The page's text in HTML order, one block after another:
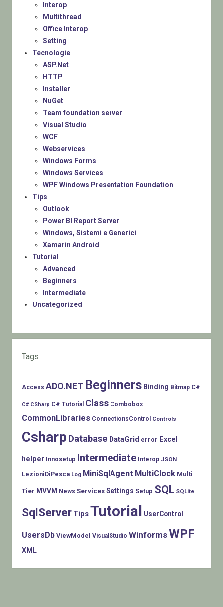
Interop
Multithread
Office Interop
Setting
Tecnologie
ASP.Net
HTTP
Installer
NuGet
Team foundation server
Visual Studio
WCF
Webservices
Windows Forms
Windows Services
WPF Windows Presentation Foundation
Tips
Outlook
Power BI Report Server
Windows, Sistemi e Generici
Xamarin Android
Tutorial
Advanced
Beginners
Intermediate
Uncategorized
Tags
Access ADO.NET Beginners Binding Bitmap C#
C# CSharp C# Tutorial Class Combobox
CommonLibraries ConnectionsControl Controls
Csharp Database DataGrid error Excel
helper Innosetup Intermediate Interop JSON
LezioniDiPesca Log MiniSqlAgent MultiClock Multi
Tier MVVM News Services Settings Setup SQL SQLite
SqlServer TipsTutorial UserControl
UsersDb ViewModel VisualStudio WinformsWPF
XML